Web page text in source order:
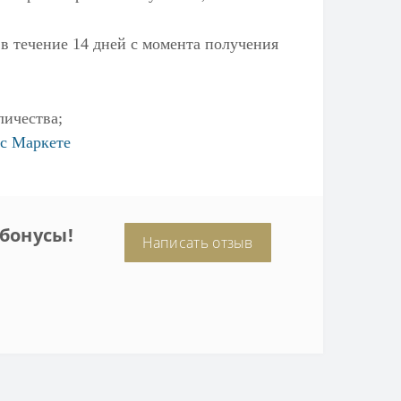
течение 14 дней с момента получения
Маркете
Написать отзыв